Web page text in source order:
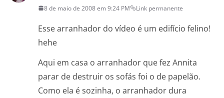
8 de maio de 2008 em 9:24 PM Link permanente
Esse arranhador do vídeo é um edifício felino!
hehe
Aqui em casa o arranhador que fez Annita
parar de destruir os sofás foi o de papelão.
Como ela é sozinha, o arranhador dura